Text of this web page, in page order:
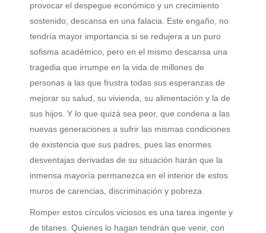
provocar el despegue económico y un crecimiento
sostenido, descansa en una falacia. Este engaño, no
tendría mayor importancia si se redujera a un puro
sofisma académico, pero en el mismo descansa una
tragedia que irrumpe en la vida de millones de
personas a las que frustra todas sus esperanzas de
mejorar su salud, su vivienda, su alimentación y la de
sus hijos. Y lo que quizá sea peor, que condena a las
nuevas generaciones a sufrir las mismas condiciones
de existencia que sus padres, pues las enormes
desventajas derivadas de su situación harán que la
inmensa mayoría permanezca en el interior de estos
muros de carencias, discriminación y pobreza.
Romper estos círculos viciosos es una tarea ingente y
de titanes. Quienes lo hagan tendrán que venir, con